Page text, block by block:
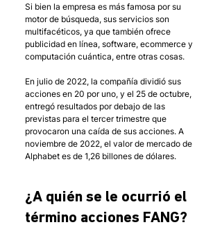
Si bien la empresa es más famosa por su
motor de búsqueda, sus servicios son
multifacéticos, ya que también ofrece
publicidad en línea, software, ecommerce y
computación cuántica, entre otras cosas.
En julio de 2022, la compañía dividió sus
acciones en 20 por uno, y el 25 de octubre,
entregó resultados por debajo de las
previstas para el tercer trimestre que
provocaron una caída de sus acciones. A
noviembre de 2022, el valor de mercado de
Alphabet es de 1,26 billones de dólares.
¿A quién se le ocurrió el
término acciones FANG?